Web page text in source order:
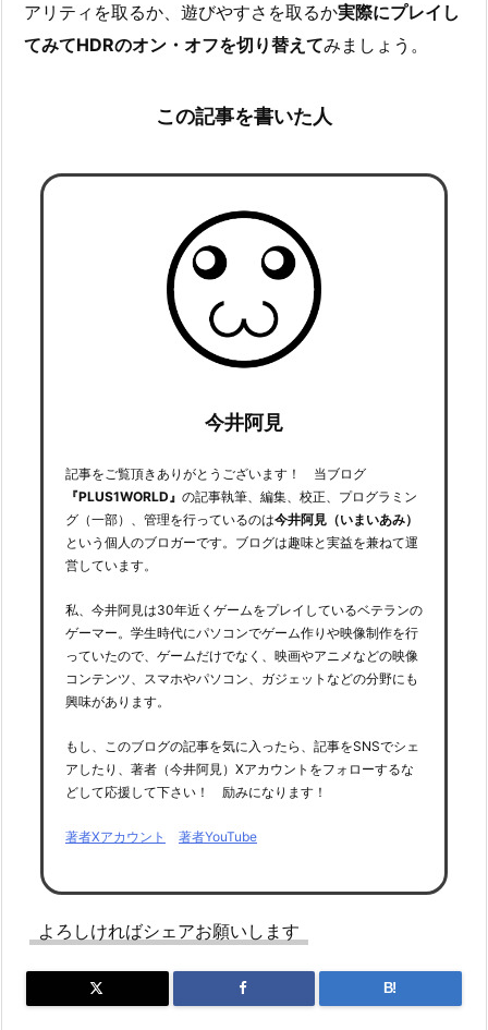
アリティを取るか、遊びやすさを取るか実際にプレイし
てみてHDRのオン・オフを切り替えてみましょう。
この記事を書いた人
今井阿見
記事をご覧頂きありがとうございます！ 当ブログ
『PLUS1WORLD』 の記事執筆、編集、校正、プログラミン
グ（一部）、管理を行っているのは今井阿見（いまいあみ）
という個人のブロガーです。ブログは趣味と実益を兼ねて運
営しています。
私、今井阿見は30年近くゲームをプレイしているベテランの
ゲーマー。学生時代にパソコンでゲーム作りや映像制作を行
っていたので、ゲームだけでなく、映画やアニメなどの映像
コンテンツ、スマホやパソコン、ガジェットなどの分野にも
興味があります。
もし、このブログの記事を気に入ったら、記事をSNSでシェ
アしたり、著者（今井阿見）Xアカウントをフォローするな
どして応援して下さい！ 励みになります！
著者Xアカウント 著者YouTube
よろしければシェアお願いします
B!